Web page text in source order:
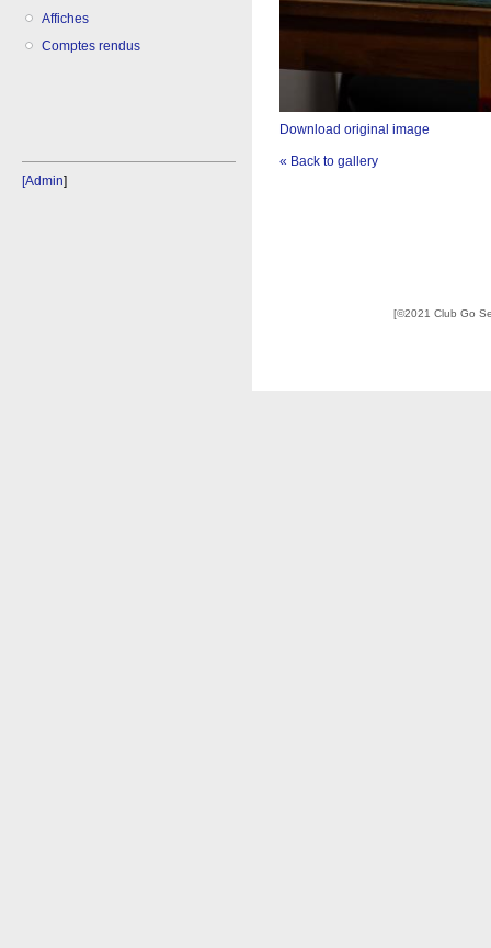
Affiches
Comptes rendus
[Admin]
Download original image
« Back to gallery
[©2021 Club Go